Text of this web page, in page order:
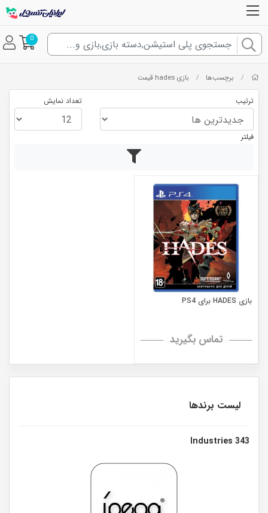
0
/ برچسب‌ها / بازی hades قیمت
ترتیب تعداد نمایش
فیلتر
بازی HADES برای PS4
تماس بگیرید
لیست برندها
343 Industries